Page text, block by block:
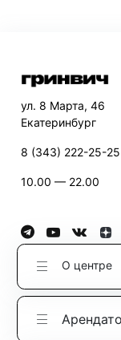
ул. 8 Марта, 46
Екатеринбург
8 (343) 222-25-25
10.00 — 22.00
О центре